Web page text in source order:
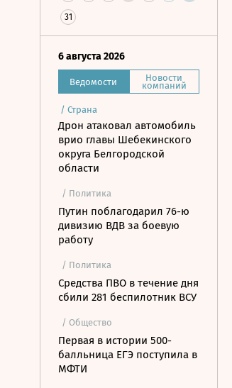
31
6 августа 2026
Ведомости Новости
компаний
/ Страна
Дрон атаковал автомобиль
врио главы Шебекинского
округа Белгородской
области
/ Политика
Путин поблагодарил 76-ю
дивизию ВДВ за боевую
работу
/ Политика
Средства ПВО в течение дня
сбили 281 беспилотник ВСУ
/ Общество
Первая в истории 500-
балльница ЕГЭ поступила в
МФТИ